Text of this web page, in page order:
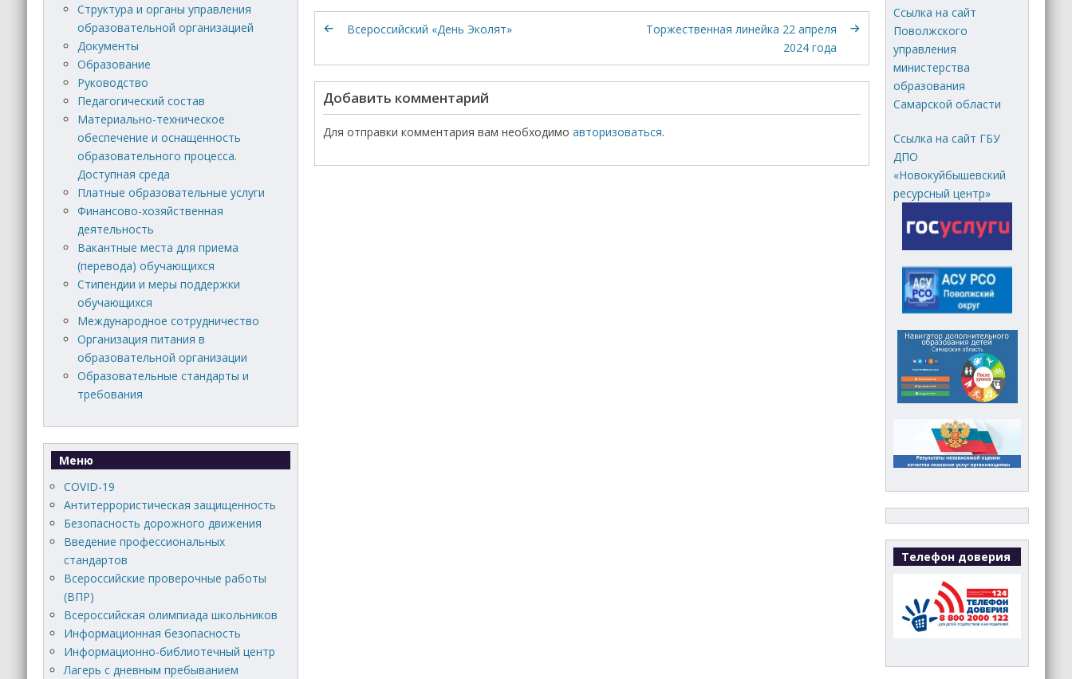
Всероссийский «День Эколят»
Торжественная линейка 22 апреля
2024 года
Добавить комментарий
Для отправки комментария вам необходимо авторизоваться.
Структура и органы управления
образовательной организацией
Документы
Образование
Руководство
Педагогический состав
Материально-техническое
обеспечение и оснащенность
образовательного процесса.
Доступная среда
Платные образовательные услуги
Финансово-хозяйственная
деятельность
Вакантные места для приема
(перевода) обучающихся
Стипендии и меры поддержки
обучающихся
Международное сотрудничество
Организация питания в
образовательной организации
Образовательные стандарты и
требования
Меню
COVID-19
Антитеррористическая защищенность
Безопасность дорожного движения
Введение профессиональных
стандартов
Всероссийские проверочные работы
(ВПР)
Всероссийская олимпиада школьников
Информационная безопасность
Информационно-библиотечный центр
Лагерь с дневным пребыванием
Ссылка на сайт
Поволжского
управления
министерства
образования
Самарской области
Ссылка на сайт ГБУ
ДПО
«Новокуйбышевский
ресурсный центр»
Телефон доверия